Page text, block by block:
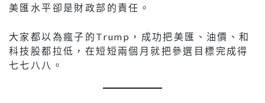
美匯水平卻是財政部的責任。
大家都以為瘋子的Trump，成功把美匯、油價、和
科技股都拉低，在短短兩個月就把參選目標完成得
七七八八。